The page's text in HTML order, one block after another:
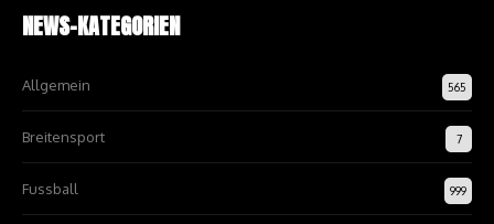
NEWS-KATEGORIEN
Allgemein 565
Breitensport 7
Fussball 999